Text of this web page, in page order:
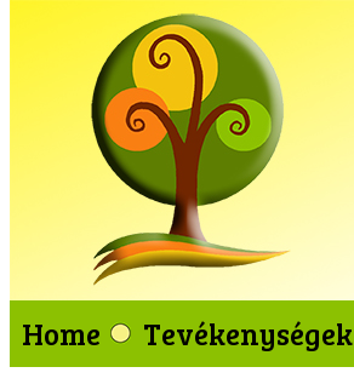
Home Tevékenységek